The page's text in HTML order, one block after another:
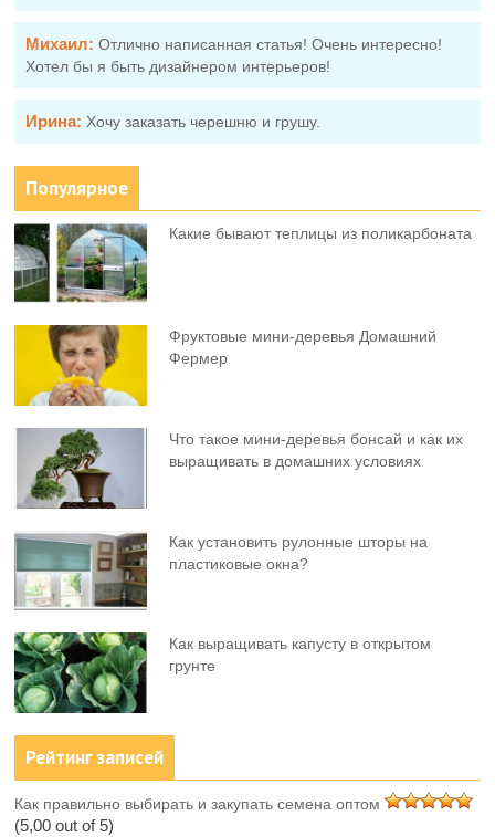
Михаил: Отлично написанная статья! Очень интересно!
Хотел бы я быть дизайнером интерьеров!
Ирина: Хочу заказать черешню и грушу.
Популярное
Какие бывают теплицы из поликарбоната
Фруктовыe мини-деревья Домашний
Фермер
Что такое мини-деревья бонсай и как их
выращивать в домашних условиях
Как установить рулонные шторы на
пластиковые окна?
Как выращивать капусту в открытом
грунте
Рейтинг записей
Как правильно выбирать и закупать семена оптом
(5,00 out of 5)